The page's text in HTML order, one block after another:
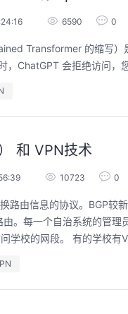
6590 0
Transformer 的缩写
，ChatGPT 会拒绝访问
和 VPN技术
10723 0
路由信息的协议。BGP
。每一个自治系统的管
学校的网段。 有的学校有